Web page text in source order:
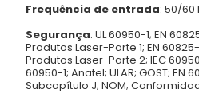
Frequência de entrada: 50/60
Segurança: UL 60950-1; EN
Produtos Laser-Parte 1; EN
Produtos Laser-Parte 2; IEC
60950-1; Anatel; ULAR; GOST; EN
Subcapítulo J; NOM;